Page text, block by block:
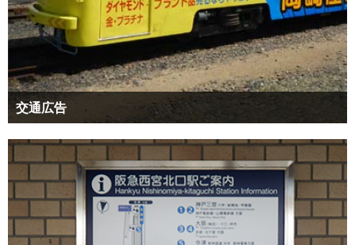
交通広告
ボディラッピング、駅構内・ホーム・通路・地下街などに掲載す
る広告媒体です。